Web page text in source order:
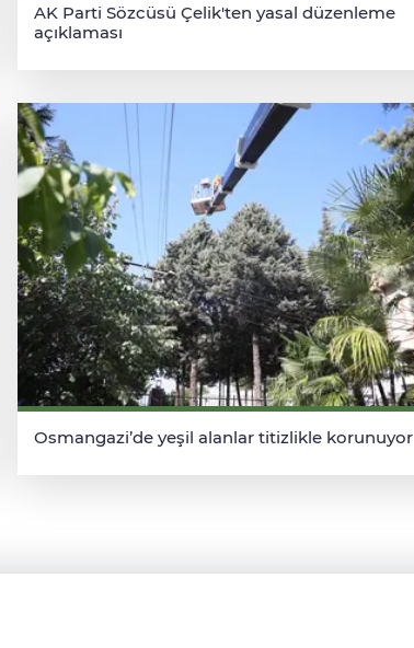
AK Parti Sözcüsü Çelik'ten yasal düzenleme
açıklaması
Osmangazi’de yeşil alanlar titizlikle korunuyor